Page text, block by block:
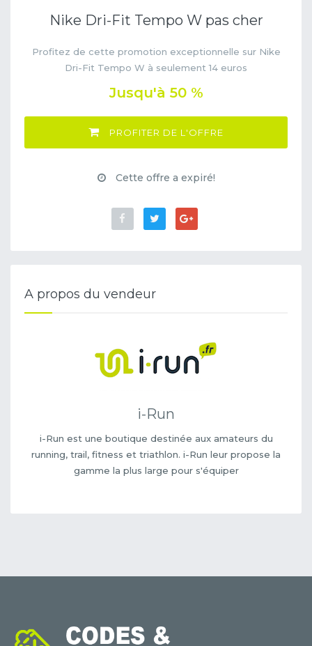
Nike Dri-Fit Tempo W pas cher
Profitez de cette promotion exceptionnelle sur Nike
Dri-Fit Tempo W à seulement 14 euros
Jusqu'à 50 %
PROFITER DE L'OFFRE
Cette offre a expiré!
A propos du vendeur
i-Run
i-Run est une boutique destinée aux amateurs du
running, trail, fitness et triathlon. i-Run leur propose la
gamme la plus large pour s'équiper